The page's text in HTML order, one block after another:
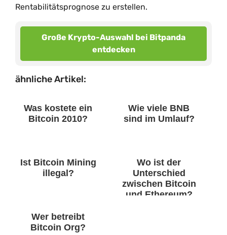
Rentabilitätsprognose zu erstellen.
Große Krypto-Auswahl bei Bitpanda
entdecken
ähnliche Artikel:
Was kostete ein
Bitcoin 2010?
Wie viele BNB
sind im Umlauf?
Ist Bitcoin Mining
illegal?
Wo ist der
Unterschied
zwischen Bitcoin
und Ethereum?
Wer betreibt
Bitcoin Org?